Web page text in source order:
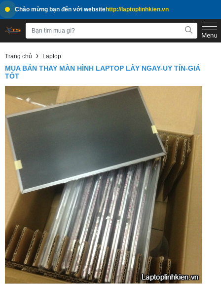
Chào mừng bạn đến với websitehttp://laptoplinhkien.vn
Trang chủ › Laptop
MUA BÁN THAY MÀN HÌNH LAPTOP LẤY NGAY-UY TÍN-GIÁ
TỐT